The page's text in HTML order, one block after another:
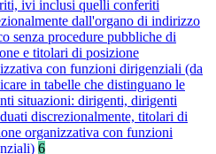
ivi inclusi quelli conferiti
dall'organo di indirizzo
senza procedure pubbliche di
e titolari di posizione
con funzioni dirigenziali (da
in tabelle che distinguano le
situazioni: dirigenti, dirigenti
discrezionalmente, titolari di
organizzativa con funzioni
6